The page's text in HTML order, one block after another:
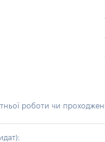
роботи чи
: